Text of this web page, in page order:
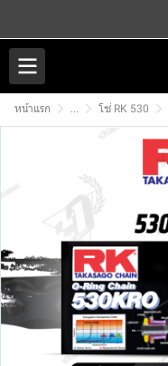
หน้าแรก ... โซ่ RK 530